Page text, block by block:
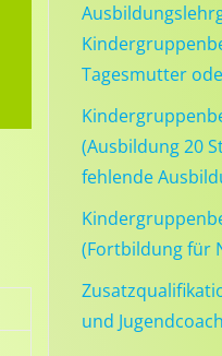
Tagesmutter
(Ausbildung 20
fehlende
(Fortbildung für
und